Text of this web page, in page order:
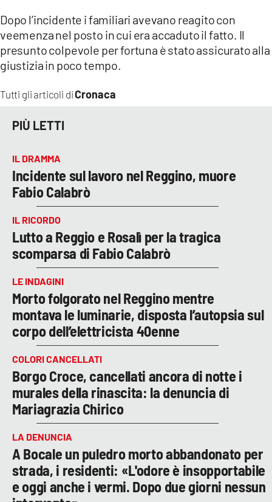
Tutti gli articoli diCronaca
Dopo l’incidente i familiari avevano reagito con
veemenza nel posto in cui era accaduto il fatto. Il
presunto colpevole per fortuna è stato assicurato alla
giustizia in poco tempo.
PIÙ LETTI
IL DRAMMA
Incidente sul lavoro nel Reggino, muore
Fabio Calabrò
IL RICORDO
Lutto a Reggio e Rosalì per la tragica
scomparsa di Fabio Calabrò
LE INDAGINI
Morto folgorato nel Reggino mentre
montava le luminarie, disposta l’autopsia sul
corpo dell’elettricista 40enne
COLORI CANCELLATI
Borgo Croce, cancellati ancora di notte i
murales della rinascita: la denuncia di
Mariagrazia Chirico
LA DENUNCIA
A Bocale un puledro morto abbandonato per
strada, i residenti: «L'odore è insopportabile
e oggi anche i vermi. Dopo due giorni nessun